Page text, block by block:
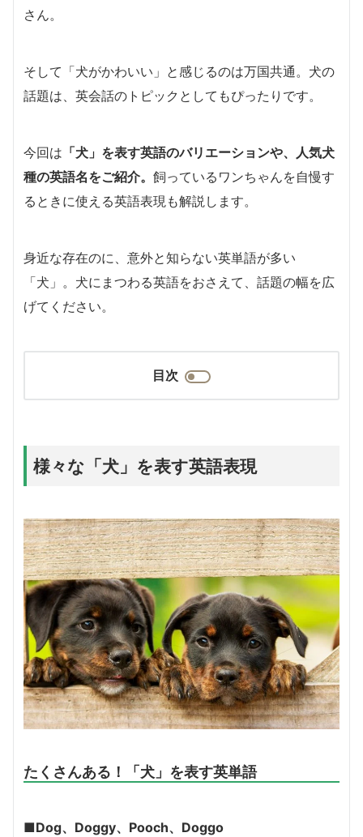
さん。
そして「犬がかわいい」と感じるのは万国共通。犬の
話題は、英会話のトピックとしてもぴったりです。
今回は 「犬」を表す英語のバリエーションや、人気犬
種の英語名をご紹介。 飼っているワンちゃんを自慢す
るときに使える英語表現も解説します。
身近な存在のに、意外と知らない英単語が多い
「犬」。犬にまつわる英語をおさえて、話題の幅を広
げてください。
目次
様々な「犬」を表す英語表現
たくさんある！「犬」を表す英単語
■Dog、Doggy、Pooch、Doggo